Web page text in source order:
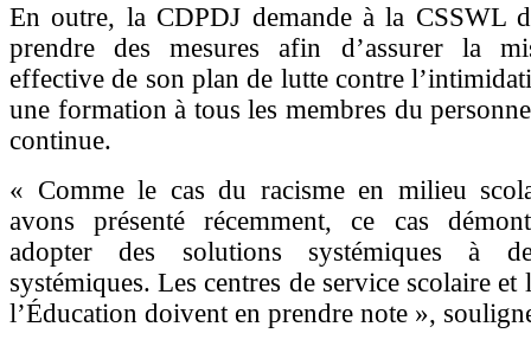
En outre, la CDPDJ demande à la CSSWL
prendre des mesures afin d’assurer la
effective de son plan de lutte contre
une formation à tous les membres du
continue.
« Comme le cas du racisme en milieu
avons présenté récemment, ce cas
adopter des solutions systémiques à
systémiques. Les centres de service scolaire et
l’Éducation doivent en prendre note »,